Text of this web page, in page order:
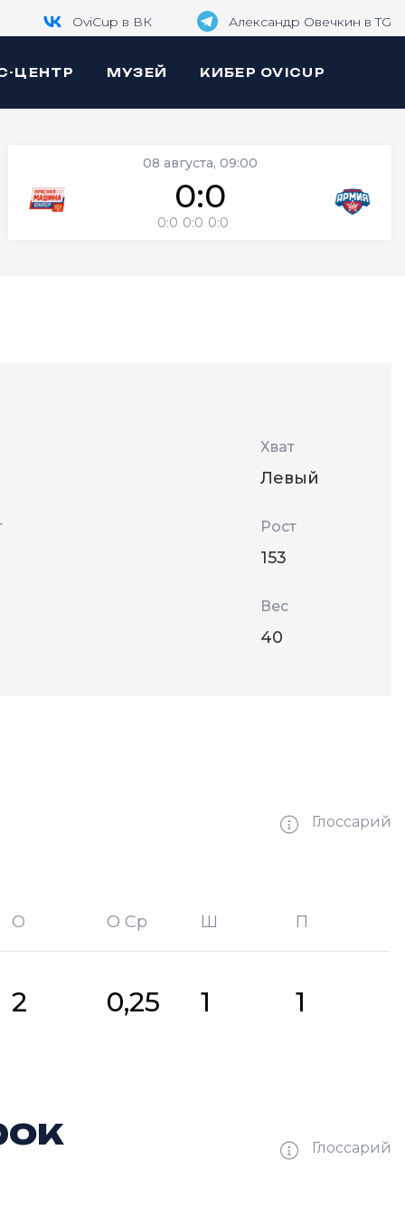
OviCup в ВК Александр Овечкин в TG
ЦЕНТР МУЗЕЙ КИБЕР OVICUP
08 августа, 09:00
0:0
0:0 0:0 0:0
Хват
Левый
Рост
153
Вес
40
Глоссарий
О О Ср Ш П
2 0,25 1 1
Глоссарий